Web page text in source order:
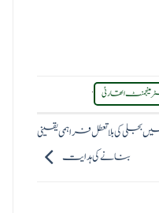
مینجمنٹ اتھارٹی .
کی بلاتعطل فراہمی یقینی
بنانے کی ہدایت